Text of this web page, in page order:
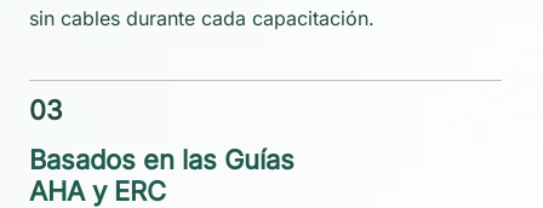
sin cables durante cada capacitación.
03
Basados en las Guías
AHA y ERC